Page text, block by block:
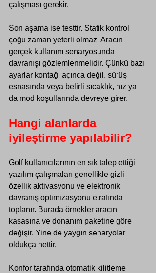
çalışması gerekir.
Son aşama ise testtir. Statik kontrol
çoğu zaman yeterli olmaz. Aracın
gerçek kullanım senaryosunda
davranışı gözlemlenmelidir. Çünkü bazı
ayarlar kontağı açınca değil, sürüş
esnasında veya belirli sıcaklık, hız ya
da mod koşullarında devreye girer.
Hangi alanlarda
iyileştirme yapılabilir?
Golf kullanıcılarının en sık talep ettiği
yazılım çalışmaları genellikle gizli
özellik aktivasyonu ve elektronik
davranış optimizasyonu etrafında
toplanır. Burada örnekler aracın
kasasına ve donanım paketine göre
değişir. Yine de yaygın senaryolar
oldukça nettir.
Konfor tarafında otomatik kilitleme